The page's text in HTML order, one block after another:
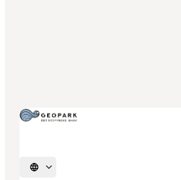
Vælg sprog